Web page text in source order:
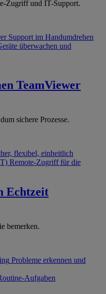
Zugriff und IT-Support.
Support im Handumdrehen
überwachen und
TeamViewer
sichere Prozesse.
flexibel, einheitlich
Remote-Zugriff für die
Echtzeit
bemerken.
Probleme erkennen und
Aufgaben